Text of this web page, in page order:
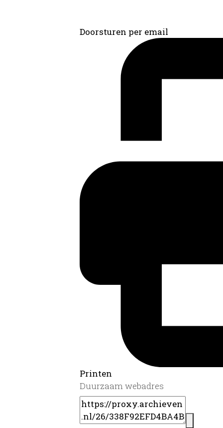
Doorsturen per email
Printen
Duurzaam webadres